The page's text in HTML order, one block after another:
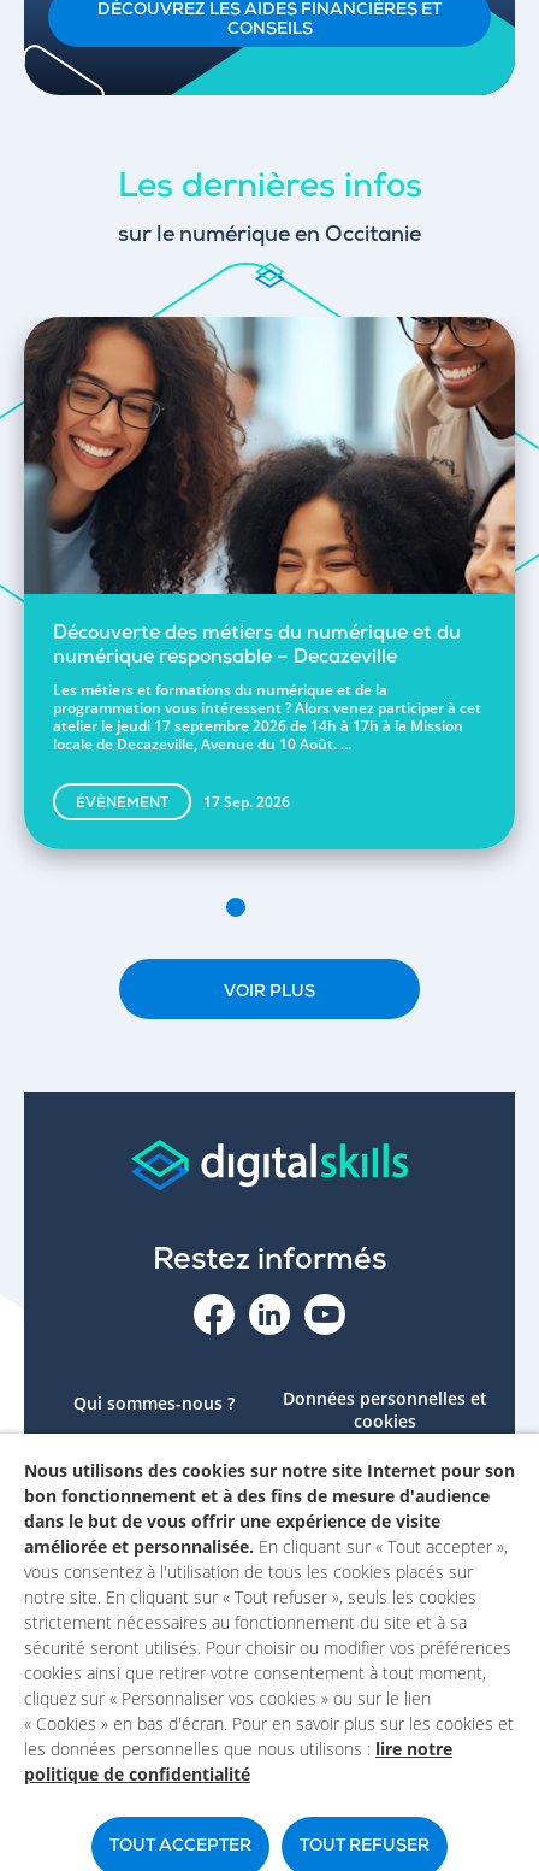
DÉCOUVREZ LES AIDES FINANCIÈRES ET
CONSEILS
Les dernières infos
sur le numérique en Occitanie
Découverte des métiers du numérique et du
numérique responsable – Decazeville
Les métiers et formations du numérique et de la
programmation vous intéressent ? Alors venez participer à cet
atelier le jeudi 17 septembre 2026 de 14h à 17h à la Mission
locale de Decazeville, Avenue du 10 Août. ...
ÉVÈNEMENT 17 Sep. 2026
VOIR PLUS
Restez informés
Qui sommes-nous ?
Le projet
Contactez-nous
Mon compte
Données personnelles et
cookies
Accessibilité : non
conforme
Mentions légales
Un site du
Nous utilisons des cookies sur notre site Internet pour son
bon fonctionnement et à des fins de mesure d'audience
dans le but de vous offrir une expérience de visite
améliorée et personnalisée. En cliquant sur « Tout accepter »,
vous consentez à l'utilisation de tous les cookies placés sur
notre site. En cliquant sur « Tout refuser », seuls les cookies
strictement nécessaires au fonctionnement du site et à sa
sécurité seront utilisés. Pour choisir ou modifier vos préférences
cookies ainsi que retirer votre consentement à tout moment,
cliquez sur « Personnaliser vos cookies » ou sur le lien
« Cookies » en bas d'écran. Pour en savoir plus sur les cookies et
les données personnelles que nous utilisons : lire notre
politique de confidentialité
TOUT ACCEPTER TOUT REFUSER